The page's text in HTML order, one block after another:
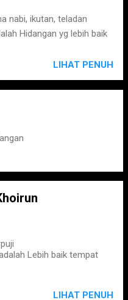
nabi, ikutan, teladan
Hidangan yg lebih baik
LIHAT PENUH
Lebih baik tempat
LIHAT PENUH